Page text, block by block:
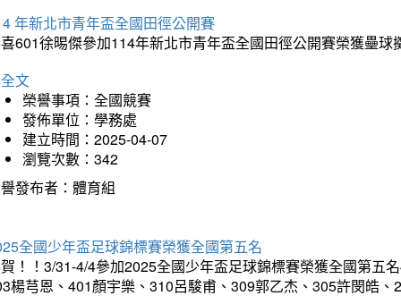
年新北市青年盃全國田徑公開賽
601徐晹傑參加114年新北市青年盃全國田徑公開賽榮獲壘
文
榮譽事項：全國競賽
發佈單位：學務處
建立時間：2025-04-07
瀏覽次數：342
發布者：體育組
全國少年盃足球錦標賽榮獲全國第五名
！！3/31-4/4參加2025全國少年盃足球錦標賽榮獲全國第五
楊芎恩、401顏宇樂、310呂駿甫、309郭乙杰、305許閔皓